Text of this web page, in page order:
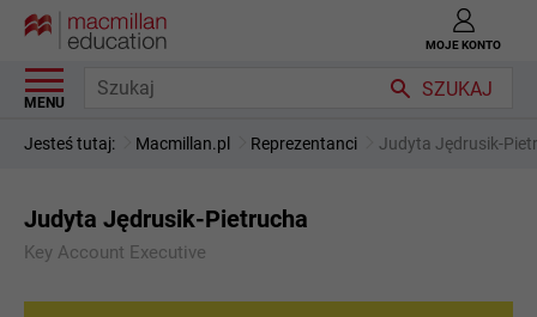
MENU
SZUKAJ
MOJE KONTO
Jesteś tutaj: Macmillan.pl Reprezentanci Judyta Jędrusik-
Judyta Jędrusik-Pietrucha
Key Account Executive